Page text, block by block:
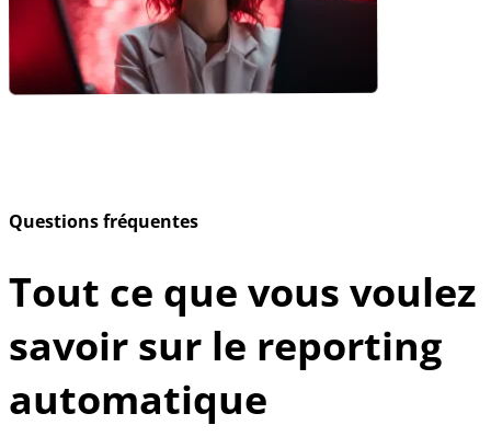
Questions fréquentes
Tout ce que vous voulez
savoir sur le reporting
automatique